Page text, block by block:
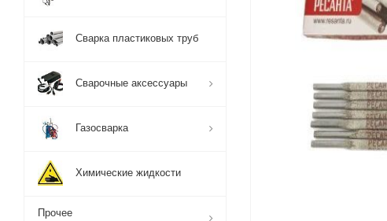
Сварка пластиковых труб
Сварочные аксессуары
Газосварка
Химические жидкости
Прочее